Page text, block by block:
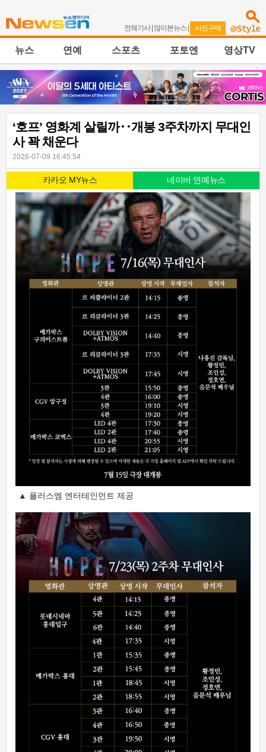
전체기사| 많이본뉴스 | 사진구매
뉴스 연예 스포츠 포토엔 영상TV
‘호프’ 영화계 살릴까‥개봉 3주차까지 무대인
사 꽉 채운다
2026-07-09 16:45:54
카카오 MY뉴스 네이버 연예뉴스
▲ 플러스엠 엔터테인먼트 제공